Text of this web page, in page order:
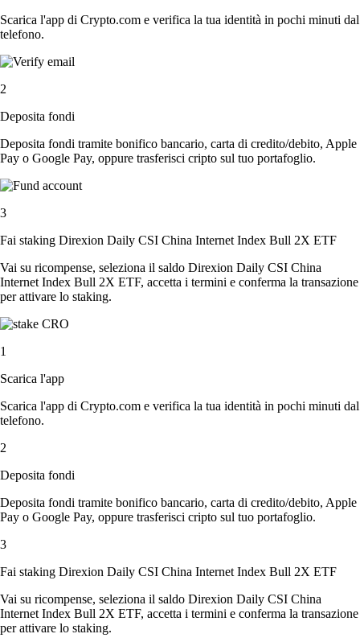
Scarica l'app di Crypto.com e verifica la tua identità in pochi minuti dal
telefono.
2
Deposita fondi
Deposita fondi tramite bonifico bancario, carta di credito/debito, Apple
Pay o Google Pay, oppure trasferisci cripto sul tuo portafoglio.
3
Fai staking Direxion Daily CSI China Internet Index Bull 2X ETF
Vai su ricompense, seleziona il saldo Direxion Daily CSI China
Internet Index Bull 2X ETF, accetta i termini e conferma la transazione
per attivare lo staking.
1
Scarica l'app
Scarica l'app di Crypto.com e verifica la tua identità in pochi minuti dal
telefono.
2
Deposita fondi
Deposita fondi tramite bonifico bancario, carta di credito/debito, Apple
Pay o Google Pay, oppure trasferisci cripto sul tuo portafoglio.
3
Fai staking Direxion Daily CSI China Internet Index Bull 2X ETF
Vai su ricompense, seleziona il saldo Direxion Daily CSI China
Internet Index Bull 2X ETF, accetta i termini e conferma la transazione
per attivare lo staking.